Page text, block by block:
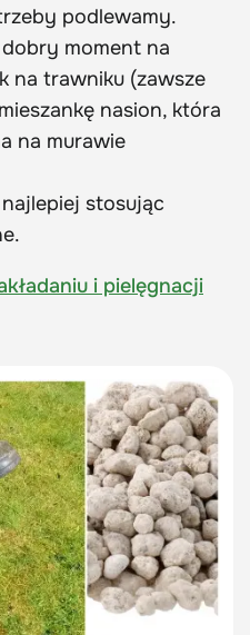
podlewamy.
moment na
na trawniku (zawsze
nasion, która
na murawie
stosując
i pielęgnacji